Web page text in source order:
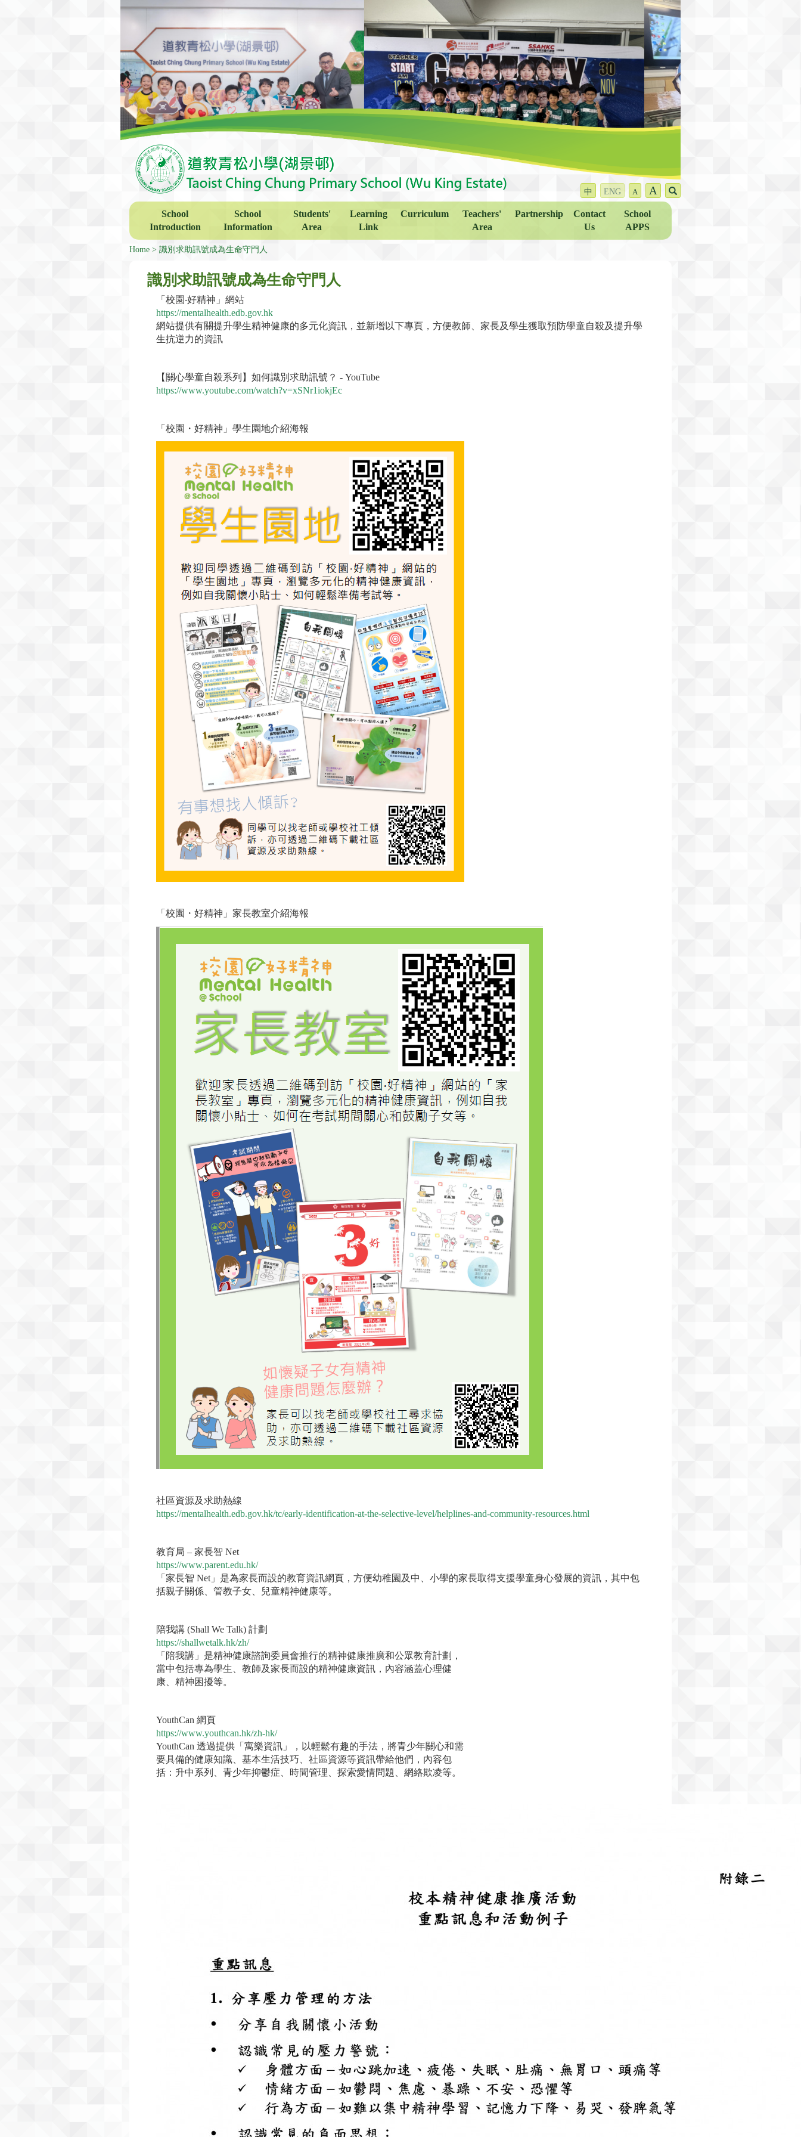
中 ENG A A
School
Introduction
School
Information
Students'
Area
Learning
Link
Curriculum
Teachers'
Area
Partnership
Contact
Us
School
APPS
Home 識別求助訊號成為生命守門人
識別求助訊號成為生命守門人
「校園‧好精神」網站
https://mentalhealth.edb.gov.hk
網站提供有關提升學生精神健康的多元化資訊，並新增以下專頁，方便教師、家長及學生獲取預防學童自殺及提升學
生抗逆力的資訊
【關心學童自殺系列】如何識別求助訊號？ - YouTube
https://www.youtube.com/watch?v=xSNr1iokjEc
「校園・好精神」學生園地介紹海報
「校園・好精神」家長教室介紹海報
社區資源及求助熱線
https://mentalhealth.edb.gov.hk/tc/early-identification-at-the-selective-level/helplines-and-community-resources.html
教育局 – 家長智 Net
https://www.parent.edu.hk/
「家長智 Net」是為家長而設的教育資訊網頁，方便幼稚園及中、小學的家長取得支援學童身心發展的資訊，其中包
括親子關係、管教子女、兒童精神健康等。
陪我講 (Shall We Talk) 計劃
https://shallwetalk.hk/zh/
「陪我講」是精神健康諮詢委員會推行的精神健康推廣和公眾教育計劃，
當中包括專為學生、教師及家長而設的精神健康資訊，內容涵蓋心理健
康、精神困擾等。
YouthCan 網頁
https://www.youthcan.hk/zh-hk/
YouthCan 透過提供「寓樂資訊」，以輕鬆有趣的手法，將青少年關心和需
要具備的健康知識、基本生活技巧、社區資源等資訊帶給他們，內容包
括：升中系列、青少年抑鬱症、時間管理、探索愛情問題、網絡欺凌等。